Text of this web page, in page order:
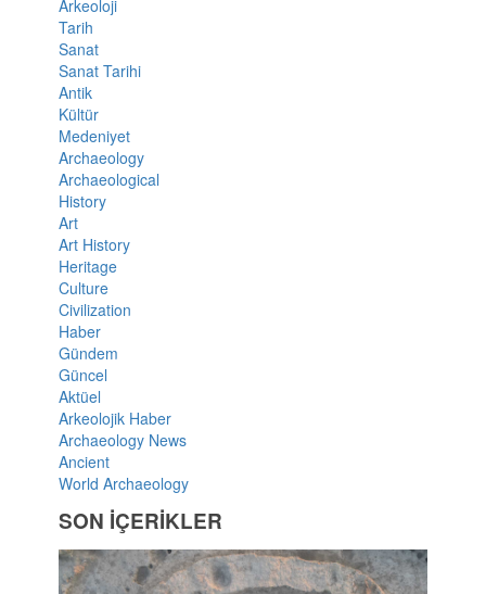
Arkeoloji
Tarih
Sanat
Sanat Tarihi
Antik
Kültür
Medeniyet
Archaeology
Archaeological
History
Art
Art History
Heritage
Culture
Civilization
Haber
Gündem
Güncel
Aktüel
Arkeolojik Haber
Archaeology News
Ancient
World Archaeology
SON İÇERİKLER